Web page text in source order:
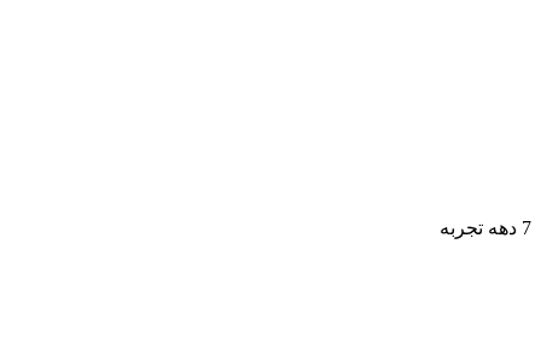
7 دهه تجربه